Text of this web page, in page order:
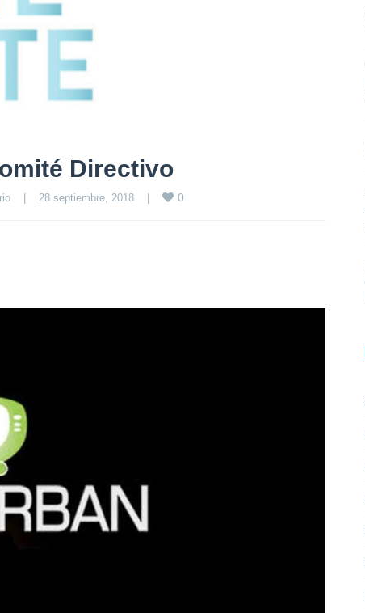
Directivo
28 septiembre, 2018 0